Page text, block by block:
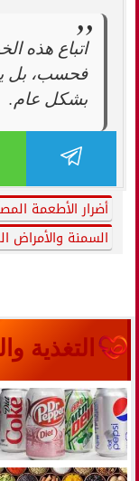
اتباع هذه
فحسب، بل
بشكل عام.
أضرار الأطعمة
السمنة والأمراض
التغذية